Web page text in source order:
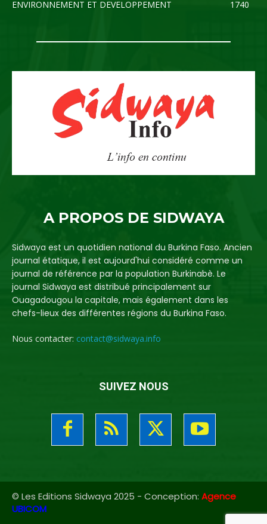
ENVIRONNEMENT ET DEVELOPPEMENT
1740
A PROPOS DE SIDWAYA
Sidwaya est un quotidien national du Burkina Faso. Ancien
journal étatique, il est aujourd'hui considéré comme un
journal de référence par la population Burkinabè. Le
journal Sidwaya est distribué principalement sur
Ouagadougou la capitale, mais également dans les
chefs-lieux des différentes régions du Burkina Faso.
Nous contacter: contact@sidwaya.info
SUIVEZ NOUS
© Les Editions Sidwaya 2025 - Conception: Agence
UBICOM